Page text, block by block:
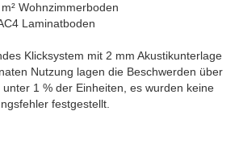
Wohnzimmerboden
Laminatboden
Klicksystem mit 2 mm Akustikunterlage
Nutzung lagen die Beschwerden über
1 % der Einheiten, es wurden keine
festgestellt.